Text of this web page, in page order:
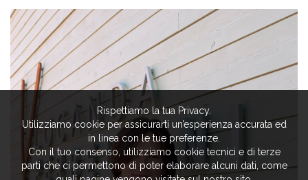
Rispettiamo la tua Privacy.
Utilizziamo cookie per assicurarti un’esperienza accurata ed
in linea con le tue preferenze.
Con il tuo consenso, utilizziamo cookie tecnici e di terze
parti che ci permettono di poter elaborare alcuni dati, come